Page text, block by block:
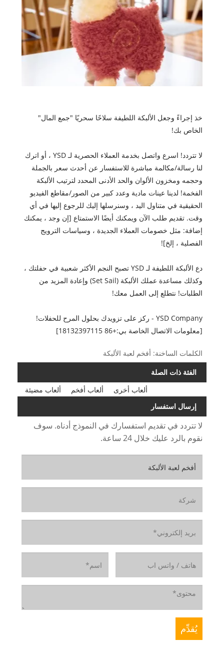
خذ إجراءً وجعل الألبكة اللطيفة سلاحًا سحريًا "جمع المال"
الخاص بك!
لا تتردد! اسرع واتصل بخدمة العملاء الحصرية لـ YSD ، أو اترك
لنا رسالة/مكالمة مباشرة للاستفسار عن أحدث سعر بالجملة
وحجمه ومخزون الألوان والحد الأدنى المحدد لترتيب الألبكة
الفخمة! لدينا عينات مادية وعدد كبير من الصور/مقاطع الفيديو
الحقيقية في متناول اليد ، وسنرسلها إليك للرجوع إليها في أي
وقت. تقديم طلب الآن ويمكنك أيضًا الاستمتاع [إن وجد ، يمكنك
إضافة: مثل خصومات العملاء الجديدة ، وسياسات الترويج
الفصلية ، إلخ]!
دع الألبكة اللطيفة لـ YSD تصبح النجم الأكثر شعبية في حفلتك ،
وكذلك مساعدة عملك الألبكة (Set Sail) وإعادة المزيد من
الطلبات! نتطلع إلى العمل معك!
YSD Company - ركز على تزويدك بحلول المرح للحفلات!
[معلومات الاتصال الخاصة بي:+86 18132397115]
الكلمات الساخنة: أفخم لعبة الألبكة
الفئة ذات الصلة
ألعاب مضيئة
ألعاب أفخم
ألعاب أخرى
إرسال استفسار
لا تتردد في تقديم استفسارك في النموذج أدناه. سوف
نقوم بالرد عليك خلال 24 ساعة.